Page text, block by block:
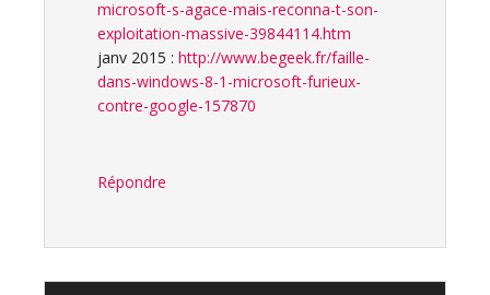
microsoft-s-agace-mais-reconna-t-son-
exploitation-massive-39844114.htm
janv 2015 : http://www.begeek.fr/faille-
dans-windows-8-1-microsoft-furieux-
contre-google-157870
Répondre